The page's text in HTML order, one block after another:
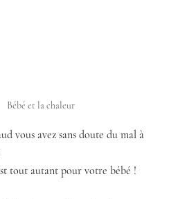
Bébé et la chaleur
vous avez sans doute du mal à
tout autant pour votre bébé !